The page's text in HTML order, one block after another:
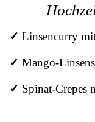
✓ Linsencurry
✓ Mango-
✓ Spinat-Crepes